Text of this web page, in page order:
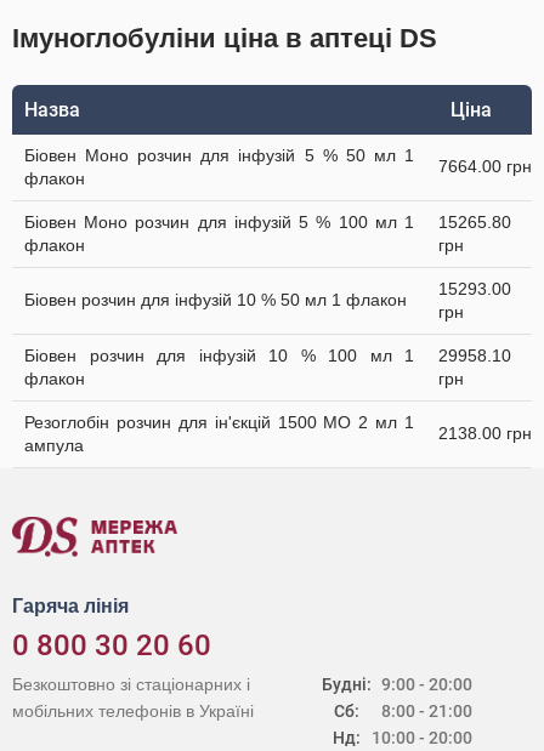
Імуноглобуліни ціна в аптеці DS
Назва Ціна
Біовен Моно розчин для інфузій 5 % 50 мл 1
флакон
7664.00 грн
Біовен Моно розчин для інфузій 5 % 100 мл 1
флакон
15265.80
грн
Біовен розчин для інфузій 10 % 50 мл 1 флакон
15293.00
грн
Біовен розчин для інфузій 10 % 100 мл 1
флакон
29958.10
грн
Резоглобін розчин для ін'єкцій 1500 МО 2 мл 1
ампула
2138.00 грн
Гаряча лінія
0 800 30 20 60
Будні:
Сб:
Нд:
9:00 - 20:00
8:00 - 21:00
10:00 - 20:00
Безкоштовно зі стаціонарних і
мобільних телефонів в Україні